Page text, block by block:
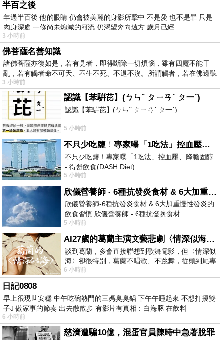
半百之後
年過半百後 他的眼睛 仍會被美麗的身影所擊中 不是愛 也不是罪 只是
肉身深處 一條尚未熄滅的河流 仍渴望奔向遠方 歲月已經
3 小時前
佛菩薩名善知識
諸佛菩薩亦復如是，若有見者，即得斷除一切煩惱，雖有四魔不能干
亂，若有觸者命不可夭、不生不死、不退不沒。所謂觸者，若在佛邊聽
受
3 小時前
認識【苯騈芘】(ㄅㄣˇ ㄆㄧㄢˊ ㄆ一ˊ)
認識【苯騈芘】(ㄅㄣˇ ㄆㄧㄢˊ ㄆ一ˊ)
5 小時前
不只少吃鹽！專家曝「1吃法」控血壓、降膽固醇 - 得舒飲食(DASH Diet)
不只少吃鹽！專家曝「1吃法」控血壓、降膽固醇
- 得舒飲食(DASH Diet)
https://www.facebook.com/dietitiansophia/posts/
5 小時前
欣儀營養師 - 6種抗發炎食材 & 6大加重慢性發炎的飲食習慣
欣儀營養師-6種抗發炎食材 & 6大加重慢性發炎的
飲食習慣 欣儀營養師 - 6種抗發炎食材
https://www.facebook.com/photo/?fbid=147
5 小時前
AI27歲的葛蘭主演文藝悲劇〈情深似海〉 #戀上老電影 #葛蘭 #粟子
談到葛蘭，多會直接聯想到歌舞電影，但〈情深似
海〉卻很特別，葛蘭不唱歌、不跳舞，從頭到尾專
心演戲。拍攝期間，經常工作超過12個鐘
6 小時前
日記0808
早上很現世安穩 中午吃碗熱門的三媽臭臭鍋 下午午睡起來 不想打擾雙
子J 做家事的節奏 出去散散步 有影片有真相：白海豚 在飲料
6 小時前
慈濟遭騙10億，混蛋官員陳時中急著脫罪